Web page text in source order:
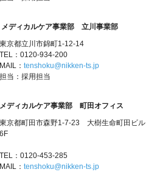
ディカルケア事業部 立川事業部
京都立川市錦町1-12-14
：0120-934-200
： tenshoku@nikken-ts.jp
当：採用担当
ディカルケア事業部 町田オフィス
京都町田市森野1-7-23 大樹生命町田ビル
：0120-453-285
： tenshoku@nikken-ts.jp